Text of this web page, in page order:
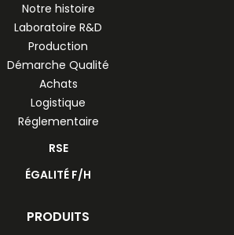
Notre histoire
Laboratoire R&D
Production
Démarche Qualité
Achats
Logistique
Réglementaire
RSE
ÉGALITÉ F/H
PRODUITS